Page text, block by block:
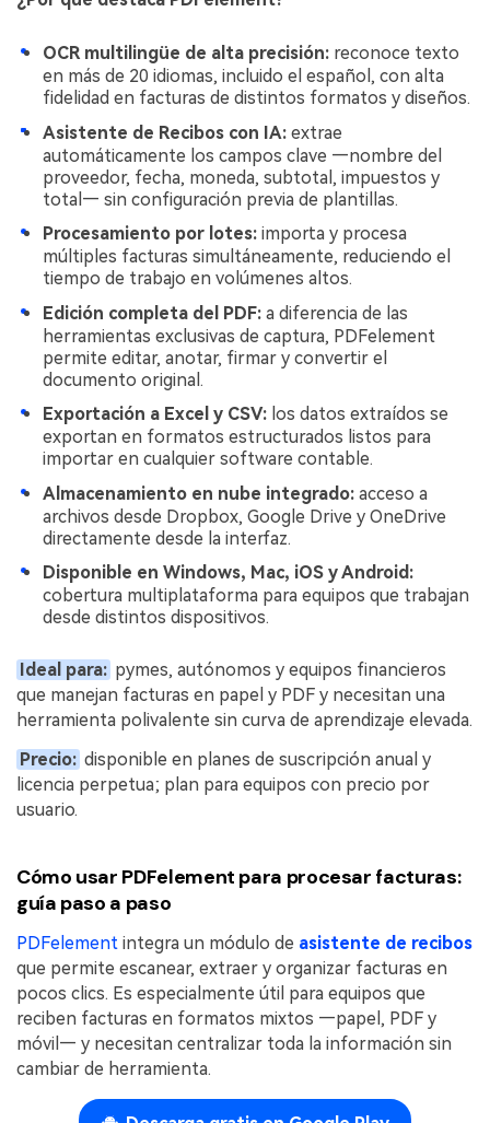
OCR multilingüe de alta precisión: reconoce texto
en más de 20 idiomas, incluido el español, con alta
fidelidad en facturas de distintos formatos y diseños.
Asistente de Recibos con IA: extrae
automáticamente los campos clave —nombre del
proveedor, fecha, moneda, subtotal, impuestos y
total— sin configuración previa de plantillas.
Procesamiento por lotes: importa y procesa
múltiples facturas simultáneamente, reduciendo el
tiempo de trabajo en volúmenes altos.
Edición completa del PDF: a diferencia de las
herramientas exclusivas de captura, PDFelement
permite editar, anotar, firmar y convertir el
documento original.
Exportación a Excel y CSV: los datos extraídos se
exportan en formatos estructurados listos para
importar en cualquier software contable.
Almacenamiento en nube integrado: acceso a
archivos desde Dropbox, Google Drive y OneDrive
directamente desde la interfaz.
Disponible en Windows, Mac, iOS y Android:
cobertura multiplataforma para equipos que trabajan
desde distintos dispositivos.
Ideal para: pymes, autónomos y equipos financieros
que manejan facturas en papel y PDF y necesitan una
herramienta polivalente sin curva de aprendizaje elevada.
Precio: disponible en planes de suscripción anual y
licencia perpetua; plan para equipos con precio por
usuario.
Cómo usar PDFelement para procesar facturas:
guía paso a paso
PDFelement integra un módulo de asistente de recibos
que permite escanear, extraer y organizar facturas en
pocos clics. Es especialmente útil para equipos que
reciben facturas en formatos mixtos —papel, PDF y
móvil— y necesitan centralizar toda la información sin
cambiar de herramienta.